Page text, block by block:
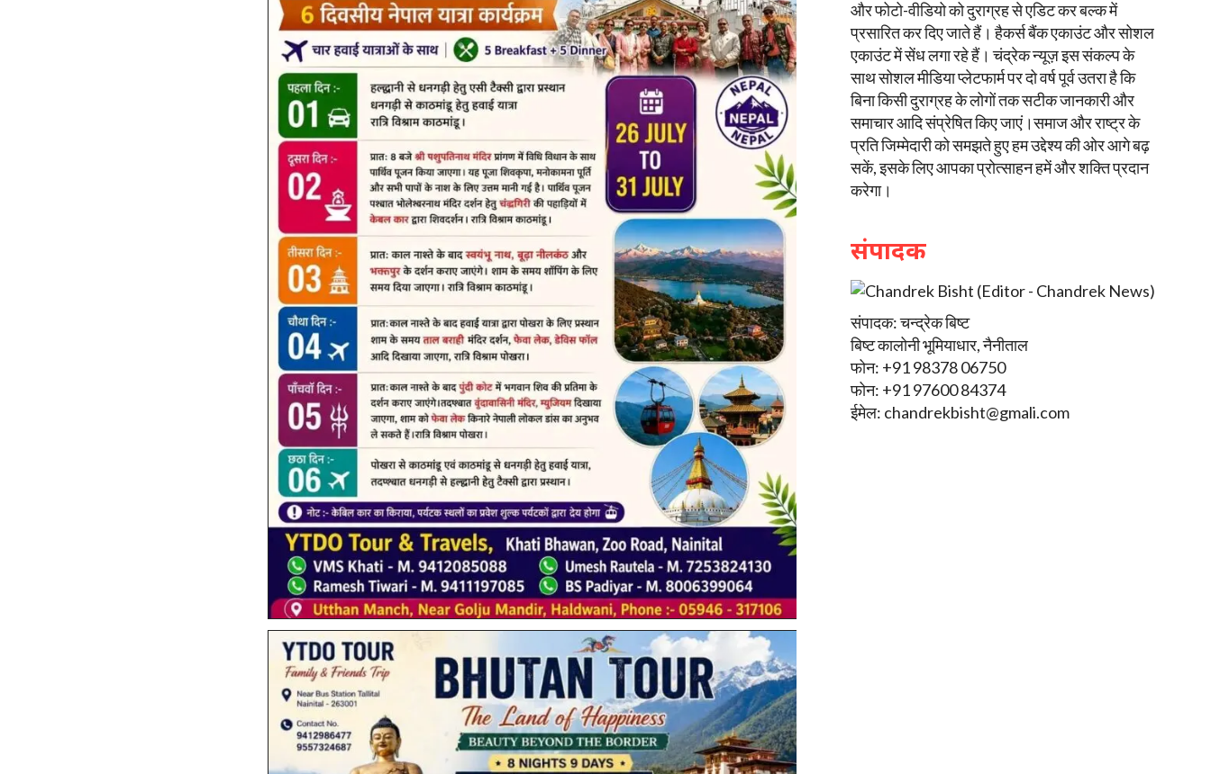
और फोटो-वीडियो को दुराग्रह से एडिट कर बल्क में
प्रसारित कर दिए जाते हैं। हैकर्स बैंक एकाउंट और सोशल
एकाउंट में सेंध लगा रहे हैं। चंद्रेक न्यूज़ इस संकल्प के
साथ सोशल मीडिया प्लेटफार्म पर दो वर्ष पूर्व उतरा है कि
बिना किसी दुराग्रह के लोगों तक सटीक जानकारी और
समाचार आदि संप्रेषित किए जाएं।समाज और राष्ट्र के
प्रति जिम्मेदारी को समझते हुए हम उद्देश्य की ओर आगे बढ़
सकें, इसके लिए आपका प्रोत्साहन हमें और शक्ति प्रदान
करेगा।
संपादक
संपादक: चन्द्रेक बिष्ट
बिष्ट कालोनी भूमियाधार, नैनीताल
फोन: +91 98378 06750
फोन: +91 97600 84374
ईमेल: chandrekbisht@gmali.com